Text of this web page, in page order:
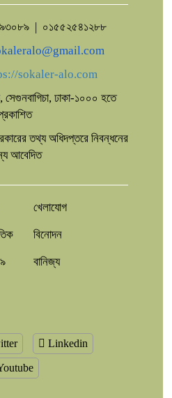
| ০১৫৫২৫৪১২৮৮
sokaler-alo.com
ঢাকা-১০০০ হতে
তথ্য অধিদপ্তরে নিবন্ধনের
আবেদিত
খেলাযোগ
বিনোদন
বানিজ্য
Linkedin